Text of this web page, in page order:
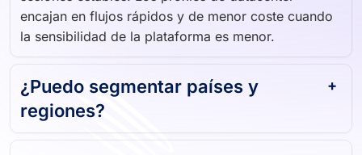
encajan en flujos rápidos y de menor coste cuando
la sensibilidad de la plataforma es menor.
¿Puedo segmentar países y
regiones?